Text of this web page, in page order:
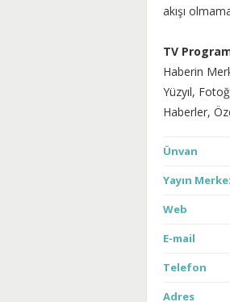
akışı
TV
Haberin
Yüzyıl,
Haberler,
Ünvan
Yayın
Web
E-mail
Telefon
Adres